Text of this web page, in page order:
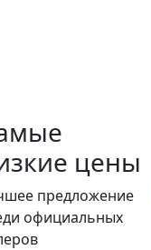
цены
предложение
официальных